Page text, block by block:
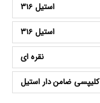
استیل 316
استیل 316
نقره ای
کلیپسی ضامن دار استیل